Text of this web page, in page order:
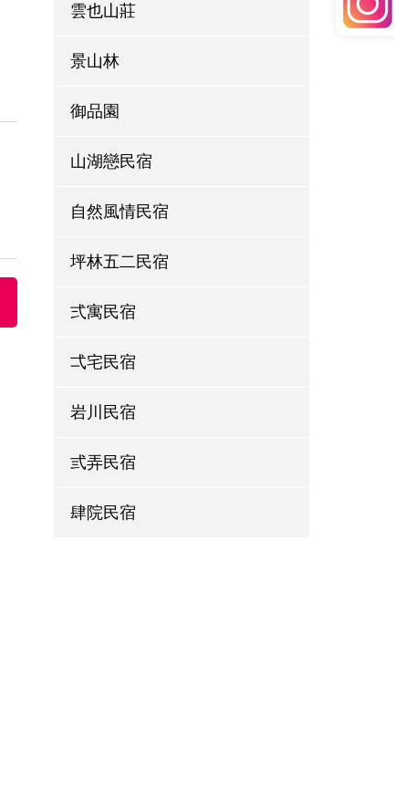
雲也山莊
景山林
御品園
山湖戀民宿
自然風情民宿
坪林五二民宿
弍寓民宿
弌宅民宿
岩川民宿
弎弄民宿
肆院民宿